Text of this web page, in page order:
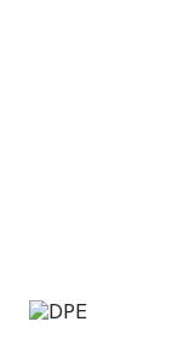
Bassin
La cuisine,
A l'étage, un
chambres dont
toilettes séparés.